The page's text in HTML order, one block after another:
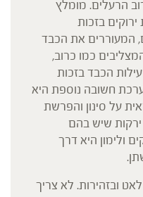
הרעלים. מומלץ
ירוקים בזכות
המעוררים את הכבד
כמו כרוב,
הכבד בזכות
חשובה נוספת היא
על סינון והפרשת
ירקות שיש בהם
ולימון היא דרך
ובזהירות. לא צריך